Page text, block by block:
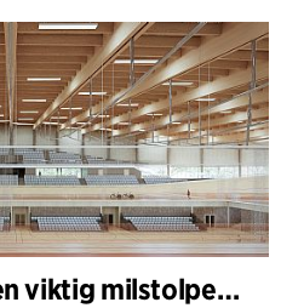
Aarhus-Hallen når en viktig milstolpe i den pågående skissprocessen